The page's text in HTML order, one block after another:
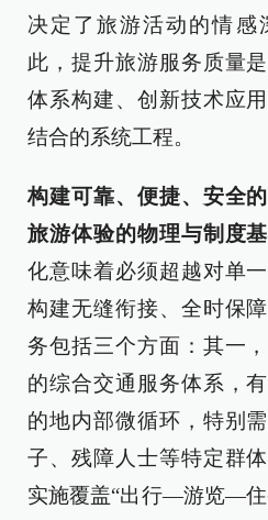
决定了旅游活动的情感
此，提升旅游服务质量
体系构建、创新技术应
结合的系统工程。
构建可靠、便捷、安全
旅游体验的物理与制度
化意味着必须超越对单
构建无缝衔接、全时保
务包括三个方面：其一
的综合交通服务体系，
的地内部微循环，特别
子、残障人士等特定群
实施覆盖“出行—游览—